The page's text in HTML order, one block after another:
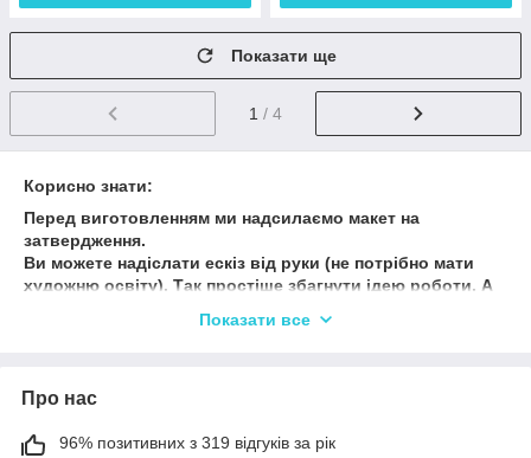
Показати ще
1 / 4
Корисно знати:
Перед виготовленням ми надсилаємо макет на
затвердження.
Ви можете надіслати ескіз від руки (не потрібно мати
художню освіту). Так простіше збагнути ідею роботи. А
Перед відправкою ми надсилаємо фото роботи, щоб на
VIBER/Telegram 24|7 →(050)5626282 тисніть для
швидкої відповіді
Показати все
Про нас
96% позитивних з 319 відгуків за рік